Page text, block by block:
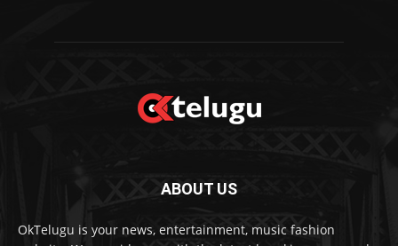
ABOUT US
OkTelugu is your news, entertainment, music fashion